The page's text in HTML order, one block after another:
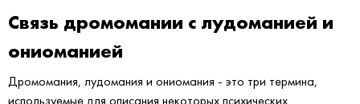
Связь дромомании с лудоманией и
ониоманией
Дромомания, лудомания и ониомания - это три термина,
используемые для описания некоторых психических